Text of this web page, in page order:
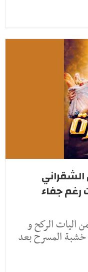
الشقراني
رغم جفاء
اليات الركح و
خشبة المسرح بعد